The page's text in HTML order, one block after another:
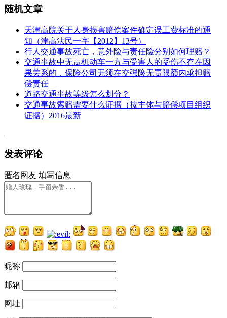
随机文章
天津高院关于人身损害赔偿案件确定误工费标准的通
知（津高法民一字【2012】13号）
行人交通事故死亡，意外险与责任险分别如何理赔？
交通事故中无责机动车一方与受害人的受伤不存在因
果关系的，保险公司无须在交强险无责限额内承担赔
偿责任
道路交通事故等级怎么划分？
交通事故索赔需要什么证据（按主体与赔偿项目组织
证据）2016最新
发表评论
匿名网友 填写信息
昵称
邮箱
网址